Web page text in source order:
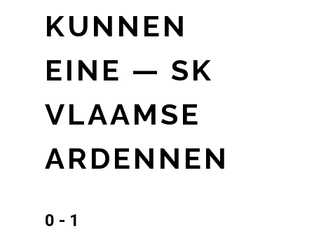
KUNNEN
EINE — SK
VLAAMSE
ARDENNEN
0 - 1